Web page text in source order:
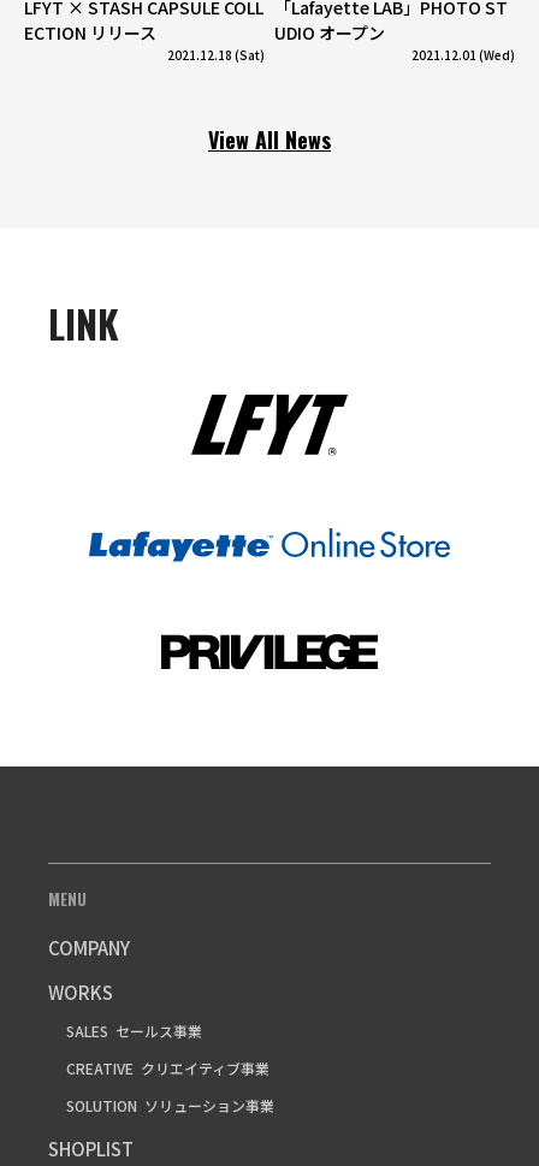
LFYT × STASH CAPSULE COLL
ECTION リリース
2021.12.18 (Sat)
「Lafayette LAB」PHOTO ST
UDIO オープン
2021.12.01 (Wed)
View All News
LINK
MENU
COMPANY
WORKS
SALES セールス事業
CREATIVE クリエイティブ事業
SOLUTION ソリューション事業
SHOPLIST